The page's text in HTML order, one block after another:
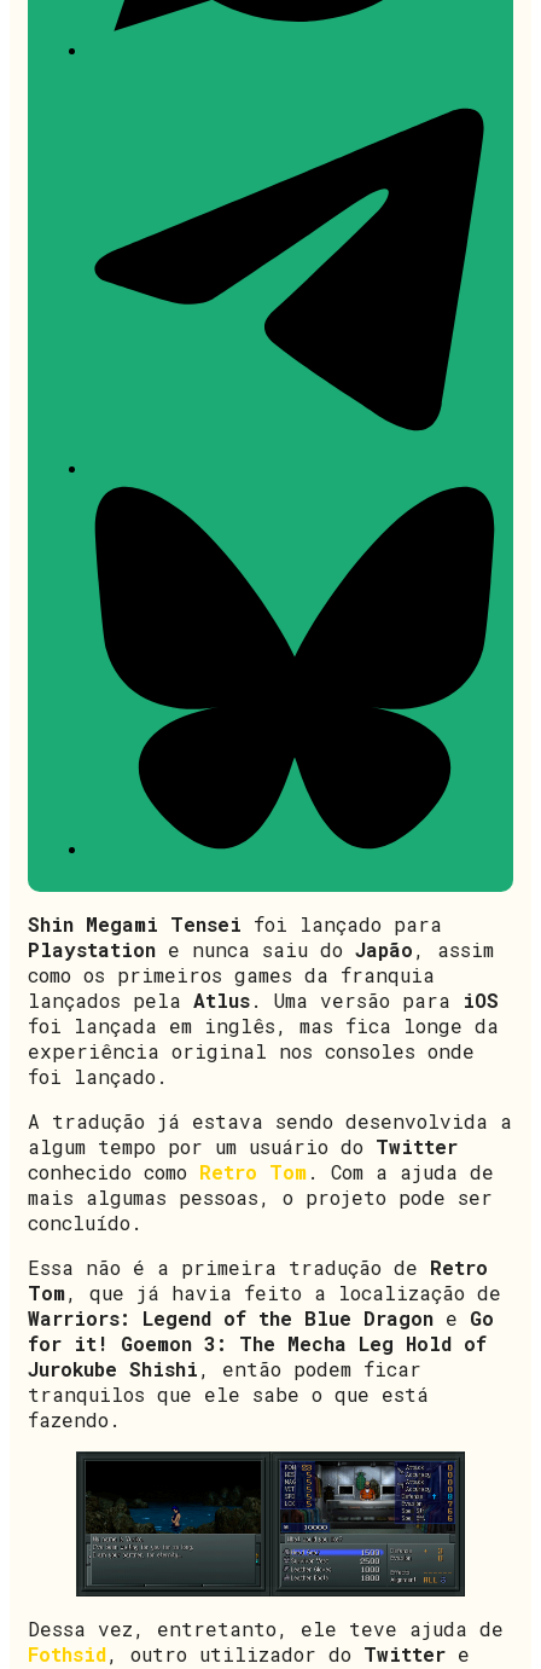
Shin Megami Tensei foi lançado para
Playstation e nunca saiu do Japão, assim
como os primeiros games da franquia
lançados pela Atlus. Uma versão para iOS
foi lançada em inglês, mas fica longe da
experiência original nos consoles onde
foi lançado.
A tradução já estava sendo desenvolvida a
algum tempo por um usuário do Twitter
conhecido como Retro Tom. Com a ajuda de
mais algumas pessoas, o projeto pode ser
concluído.
Essa não é a primeira tradução de Retro
Tom, que já havia feito a localização de
Warriors: Legend of the Blue Dragon e Go
for it! Goemon 3: The Mecha Leg Hold of
Jurokube Shishi, então podem ficar
tranquilos que ele sabe o que está
fazendo.
Dessa vez, entretanto, ele teve ajuda de
Fothsid, outro utilizador do Twitter e